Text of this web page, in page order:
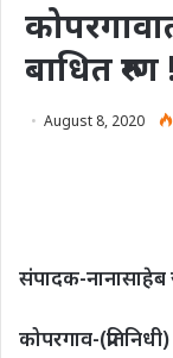
बाधित रुग्ण
August 8, 2020
संपादक-
कोपरगाव-(प्रतिनिधी)